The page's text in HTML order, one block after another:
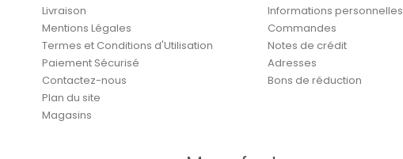
Livraison
Mentions Légales
Termes et Conditions d'Utilisation
Paiement Sécurisé
Contactez-nous
Plan du site
Magasins
Informations personnelles
Commandes
Notes de crédit
Adresses
Bons de réduction